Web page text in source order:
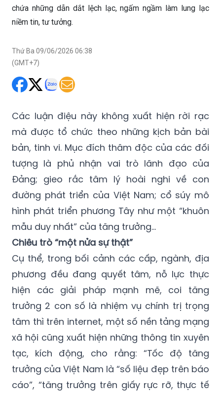
chứa những dẫn dắt lệch lạc, ngấm ngầm làm lung lạc
niềm tin, tư tưởng.
Thứ Ba 09/06/2026 06:38
(GMT+7)
Các luận điệu này không xuất hiện rời rạc
mà được tổ chức theo những kịch bản bài
bản, tinh vi. Mục đích thâm độc của các đối
tượng là phủ nhận vai trò lãnh đạo của
Đảng; gieo rắc tâm lý hoài nghi về con
đường phát triển của Việt Nam; cổ súy mô
hình phát triển phương Tây như một “khuôn
mẫu duy nhất” của tăng trưởng…
Chiêu trò “một nửa sự thật”
Cụ thể, trong bối cảnh các cấp, ngành, địa
phương đều đang quyết tâm, nỗ lực thực
hiện các giải pháp mạnh mẽ, coi tăng
trưởng 2 con số là nhiệm vụ chính trị trọng
tâm thì trên internet, một số nền tảng mạng
xã hội cũng xuất hiện những thông tin xuyên
tạc, kích động, cho rằng: “Tốc độ tăng
trưởng của Việt Nam là “số liệu đẹp trên báo
cáo”, “tăng trưởng trên giấy rực rỡ, thực tế